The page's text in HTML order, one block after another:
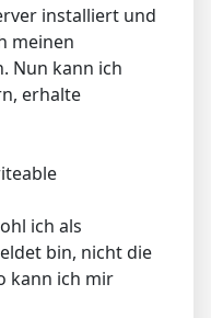
installiert und
meinen
Nun kann ich
erhalte
ich als
bin, nicht die
kann ich mir